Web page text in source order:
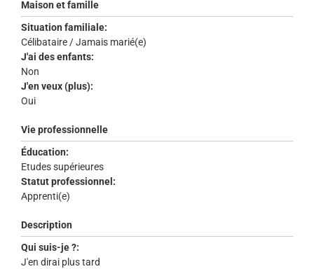
Maison et famille
Situation familiale:
Célibataire / Jamais marié(e)
J'ai des enfants:
Non
J'en veux (plus):
Oui
Vie professionnelle
Éducation:
Etudes supérieures
Statut professionnel:
Apprenti(e)
Description
Qui suis-je ?:
J'en dirai plus tard